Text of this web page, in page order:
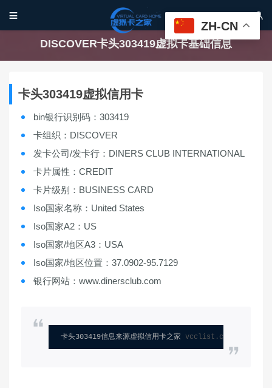
 
DISCOVER卡头303419虚拟卡基础信息
卡头303419虚拟信用卡
bin银行识别码：303419
卡组织：DISCOVER
发卡公司/发卡行：DINERS CLUB INTERNATIONAL
卡片属性：CREDIT
卡片级别：BUSINESS CARD
Iso国家名称：United States
Iso国家A2：US
Iso国家/地区A3：USA
Iso国家/地区位置：37.0902-95.7129
银行网站：www.dinersclub.com
卡头303419信息来源虚拟信用卡之家 vcclist.com
ZH-CN